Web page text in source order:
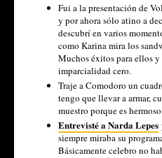
Fui a la presentación de
y por ahora sólo atino a
descubrí en varios
como Karina mira los
Muchos éxitos para ellos
imparcialidad cero.
Traje a Comodoro un
tengo que llevar a armar,
muestro porque es
Entrevisté a Narda Lepes
siempre miraba su
Básicamente celebro no